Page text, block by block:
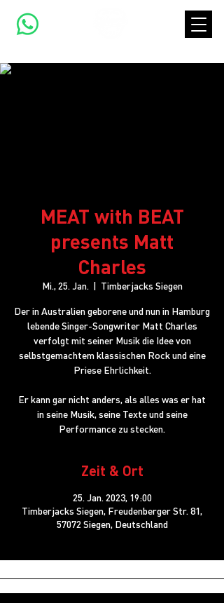
MEAT with BEAT
presents Matt
Charles
Mi., 25. Jan.
  |
Timberjacks Siegen
Der in Australien geborene und nun in Hamburg
lebende Singer-Songwriter Matt Charles
verfolgt mit seiner Musik die Idee von
selbstgemachtem klassischen Rock und eine
Priese Ehrlichkeit.
Er kann gar nicht anders, als alles was er hat
in seine Musik, seine Texte und seine
Performance zu stecken.
Zeit & Ort
25. Jan. 2023, 19:00
Timberjacks Siegen, Freudenberger Str. 81,
57072 Siegen, Deutschland